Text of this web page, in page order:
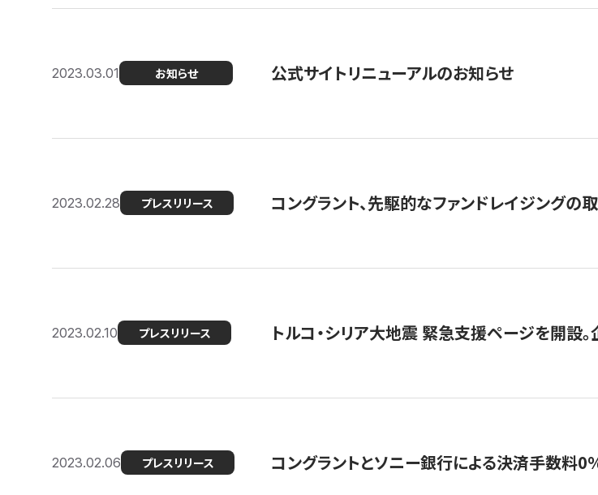
2023.03.01 お知らせ 公式サイトリニューアルのお知らせ
2023.02.28 プレスリリース コングラント、先駆的なファンドレイジング
2023.02.10 プレスリリース トルコ・シリア大地震 緊急支援ページを開設
2023.02.06 プレスリリース コングラントとソニー銀行による決済手数料